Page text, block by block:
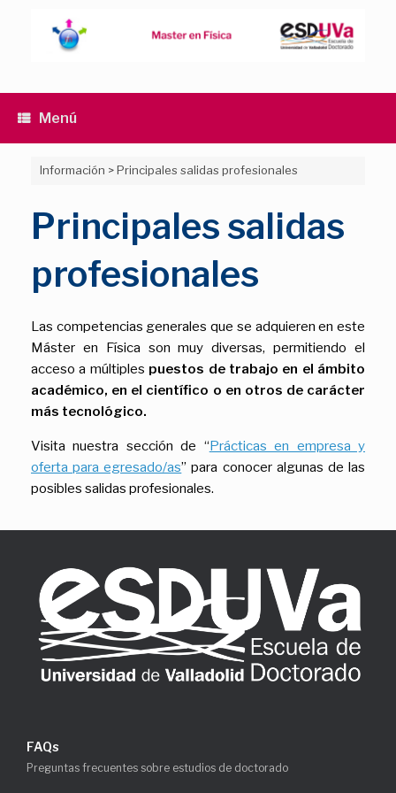
Menú
Información >Principales salidas profesionales
Principales salidas
profesionales
Las competencias generales que se adquieren en este
Máster en Física son muy diversas, permitiendo el
acceso a múltiples puestos de trabajo en el ámbito
académico, en el científico o en otros de carácter
más tecnológico.
Visita nuestra sección de “Prácticas en empresa y
oferta para egresado/as” para conocer algunas de las
posibles salidas profesionales.
FAQs
Preguntas frecuentes sobre estudios de doctorado